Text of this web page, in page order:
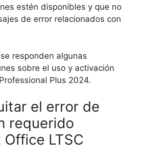
estén disponibles y que no
de error relacionados con
responden algunas
sobre el uso y activación
Plus 2024.
el error de
requerido
LTSC